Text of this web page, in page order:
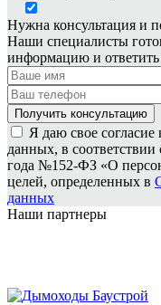
Нужна консультация и
Наши специалисты
информацию и
Я даю свое
данных, в
года №152-ФЗ «О
целей, определенных в
данных
Наши партнеры